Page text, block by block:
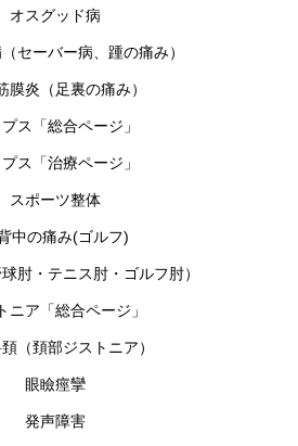
オスグッド病
セーバー病、踵の痛み）
膜炎（足裏の痛み）
ス「総合ページ」
ス「治療ページ」
スポーツ整体
中の痛み(ゴルフ)
肘・テニス肘・ゴルフ肘）
ニア「総合ページ」
（頚部ジストニア）
眼瞼痙攣
発声障害